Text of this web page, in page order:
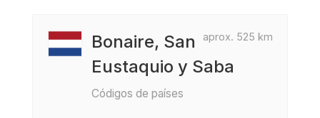
aprox. 525 km
Bonaire, San
Eustaquio y Saba
Códigos de países